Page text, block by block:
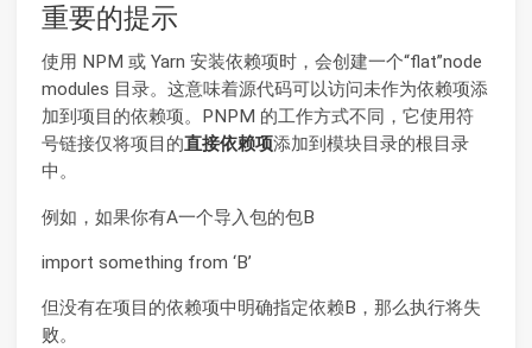
重要的提示
使用 NPM 或 Yarn 安装依赖项时，会创建一个“flat”node
modules 目录。这意味着源代码可以访问未作为依赖项添
加到项目的依赖项。PNPM 的工作方式不同，它使用符
号链接仅将项目的直接依赖项添加到模块目录的根目录
中。
例如，如果你有A一个导入包的包B
import something from ‘B’
但没有在项目的依赖项中明确指定依赖B，那么执行将失
败。